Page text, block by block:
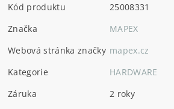
Kód produktu
25008331
Značka
MAPEX
Webová stránka značky mapex.cz
Kategorie
HARDWARE
Záruka
2 roky